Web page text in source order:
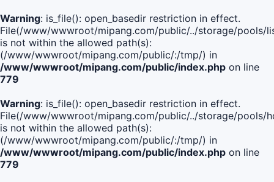
Warning: is_file(): open_basedir restriction in effect.
File(/www/wwwroot/mipang.com/public/../storage/pools/
is not within the allowed path(s):
(/www/wwwroot/mipang.com/public/:/tmp/) in
/www/wwwroot/mipang.com/public/index.php on line
779
Warning: is_file(): open_basedir restriction in effect.
File(/www/wwwroot/mipang.com/public/../storage/pools/
is not within the allowed path(s):
(/www/wwwroot/mipang.com/public/:/tmp/) in
/www/wwwroot/mipang.com/public/index.php on line
779